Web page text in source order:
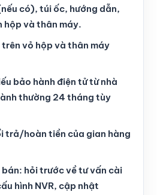
có), túi ốc, hướng dẫn,
hộp và thân máy.
vỏ hộp và thân máy
bảo hành điện tử từ nhà
thường 24 tháng tùy
trả/hoàn tiền của gian hàng
hỏi trước về tư vấn cài
hình NVR, cập nhật